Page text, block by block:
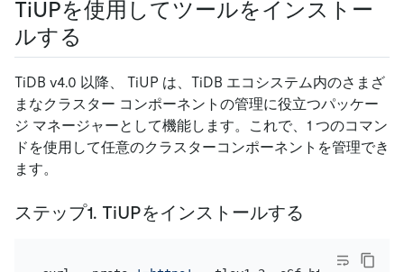
TiUPを使用してツールをインストー
ルする
TiDB v4.0 以降、 TiUP は、TiDB エコシステム内のさまざ
まなクラスター コンポーネントの管理に役立つパッケー
ジ マネージャーとして機能します。これで、1 つのコマン
ドを使用して任意のクラスターコンポーネントを管理でき
ます。
ステップ1. TiUPをインストールする